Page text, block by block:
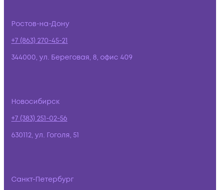
Ростов-на-Дону
+7 (863) 270-45-21
344000, ул. Береговая, 8, офис 409
Новосибирск
+7 (383) 251-02-56
630112, ул. Гоголя, 51
Санкт-Петербург